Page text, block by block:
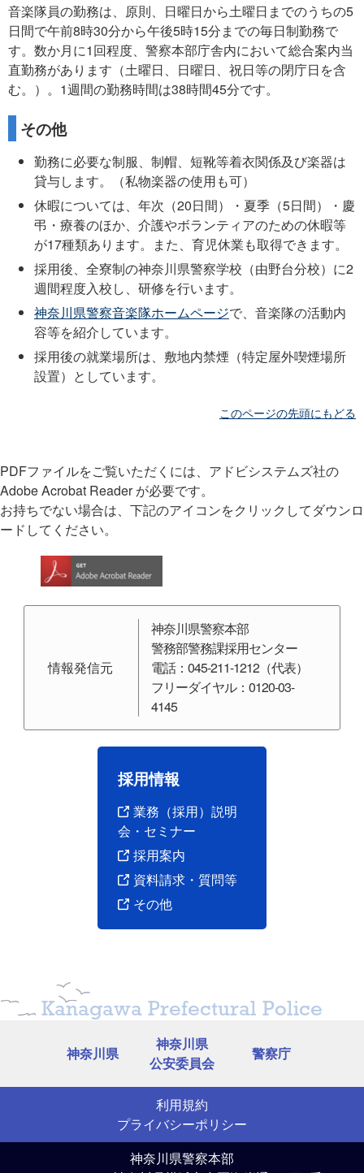
音楽隊員の勤務は、原則、日曜日から土曜日までのうちの5
日間で午前8時30分から午後5時15分までの毎日制勤務で
す。数か月に1回程度、警察本部庁舎内において総合案内当
直勤務があります（土曜日、日曜日、祝日等の閉庁日を含
む。）。1週間の勤務時間は38時間45分です。
その他
勤務に必要な制服、制帽、短靴等着衣関係及び楽器は
貸与します。（私物楽器の使用も可）
休暇については、年次（20日間）・夏季（5日間）・慶
弔・療養のほか、介護やボランティアのための休暇等
が17種類あります。また、育児休業も取得できます。
採用後、全寮制の神奈川県警察学校（由野台分校）に2
週間程度入校し、研修を行います。
神奈川県警察音楽隊ホームページで、音楽隊の活動内
容等を紹介しています。
採用後の就業場所は、敷地内禁煙（特定屋外喫煙場所
設置）としています。
このページの先頭にもどる
PDFファイルをご覧いただくには、アドビシステムズ社の
Adobe Acrobat Reader が必要です。
お持ちでない場合は、下記のアイコンをクリックしてダウンロ
ードしてください。
情報発信元
神奈川県警察本部
警務部警務課採用センター
電話：045-211-1212（代表）
フリーダイヤル：0120-03-
4145
採用情報
業務（採用）説明
会・セミナー
採用案内
資料請求・質問等
その他
Kanagawa Prefectural Police
神奈川県
神奈川県
公安委員会
警察庁
利用規約
プライバシーポリシー
神奈川県警察本部